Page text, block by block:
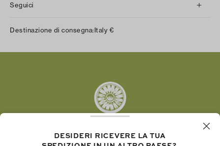
Seguici
Twitter
LinkedIn
Destinazione di consegna:Italy €
DESIDERI RICEVERE LA TUA